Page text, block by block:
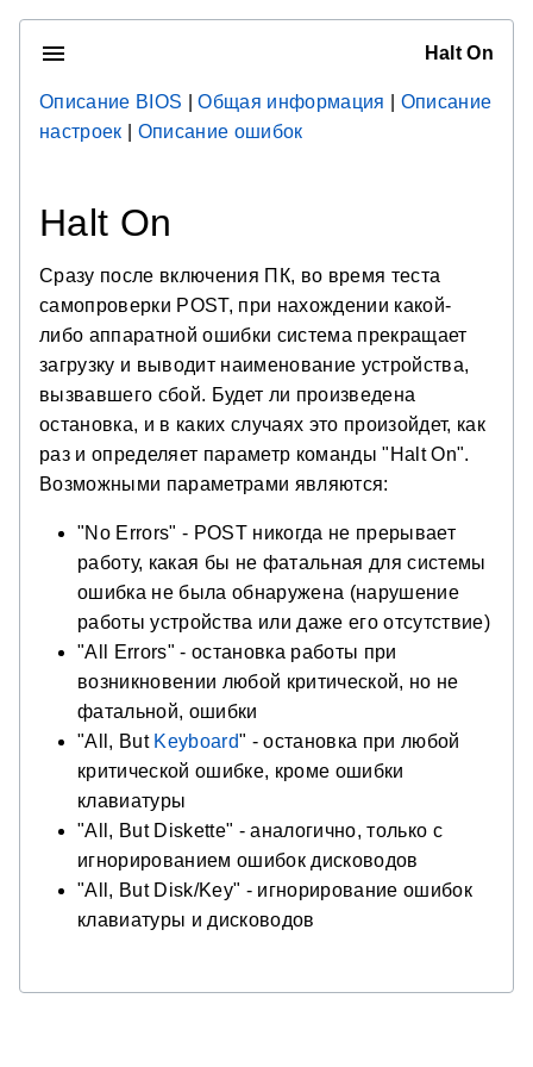
Halt On
Описание BIOS |Общая информация
Описание
настроек
Описание ошибок
Halt On
Сразу после включения ПК, во время теста
самопроверки POST, при нахождении какой-
либо аппаратной ошибки система прекращает
загрузку и выводит наименование устройства,
вызвавшего сбой. Будет ли произведена
остановка, и в каких случаях это произойдет, как
раз и определяет параметр команды "Halt On".
Возможными параметрами являются:
"No Errors" - POST никогда не прерывает
работу, какая бы не фатальная для системы
ошибка не была обнаружена (нарушение
работы устройства или даже его отсутствие)
"All Errors" - остановка работы при
возникновении любой критической, но не
фатальной, ошибки
"All, But Keyboard" - остановка при любой
критической ошибке, кроме ошибки
клавиатуры
"All, But Diskette" - аналогично, только с
игнорированием ошибок дисководов
"All, But Disk/Key" - игнорирование ошибок
клавиатуры и дисководов